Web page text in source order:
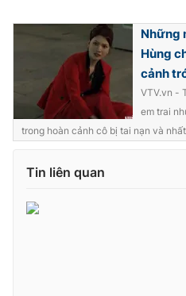
toasoan@vtv.vn
Liên hệ quảng cáo:024-
Những
Hùng
cảnh
VTV.vn -
em trai
trong hoàn cảnh cô bị tai nạn và
Tin liên quan